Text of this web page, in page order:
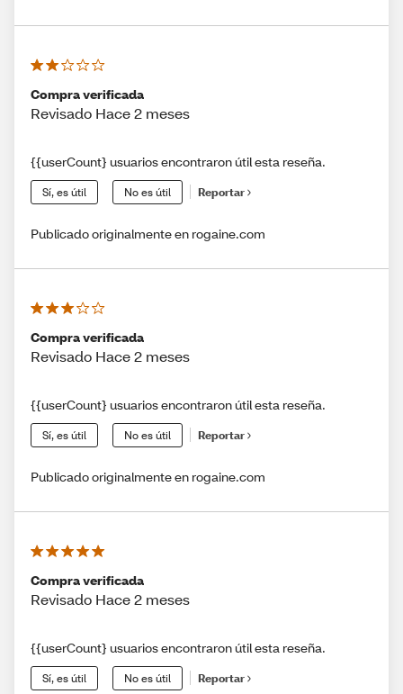
Compra verificada
Revisado Hace 2 meses
{{userCount} usuarios encontraron útil esta reseña.
Sí, es útil No es útil Reportar
Publicado originalmente en rogaine.com
Compra verificada
Revisado Hace 2 meses
{{userCount} usuarios encontraron útil esta reseña.
Sí, es útil No es útil Reportar
Publicado originalmente en rogaine.com
Compra verificada
Revisado Hace 2 meses
{{userCount} usuarios encontraron útil esta reseña.
Sí, es útil No es útil Reportar